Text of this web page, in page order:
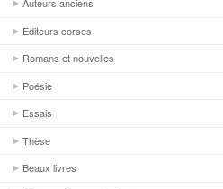
Auteurs anciens
Editeurs corses
Romans et nouvelles
Poésie
Essais
Thèse
Beaux livres